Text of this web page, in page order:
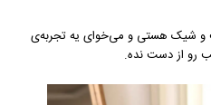
و شیک هستی و می‌خوای یه تجربه‌ی
رو از دست نده.